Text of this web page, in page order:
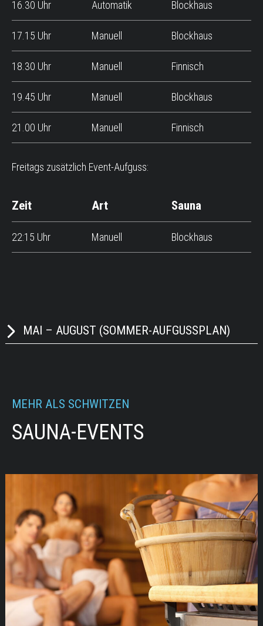
16.30 Uhr Automatik Blockhaus
17.15 Uhr Manuell Blockhaus
18.30 Uhr Manuell Finnisch
19.45 Uhr Manuell Blockhaus
21.00 Uhr Manuell Finnisch
Freitags zusätzlich Event-Aufguss:
Zeit Art Sauna
22:15 Uhr Manuell Blockhaus
MAI – AUGUST (SOMMER-AUFGUSSPLAN)
MEHR ALS SCHWITZEN
SAUNA-EVENTS